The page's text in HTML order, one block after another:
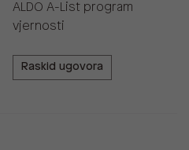
ALDO A-List program
vjernosti
Raskid ugovora